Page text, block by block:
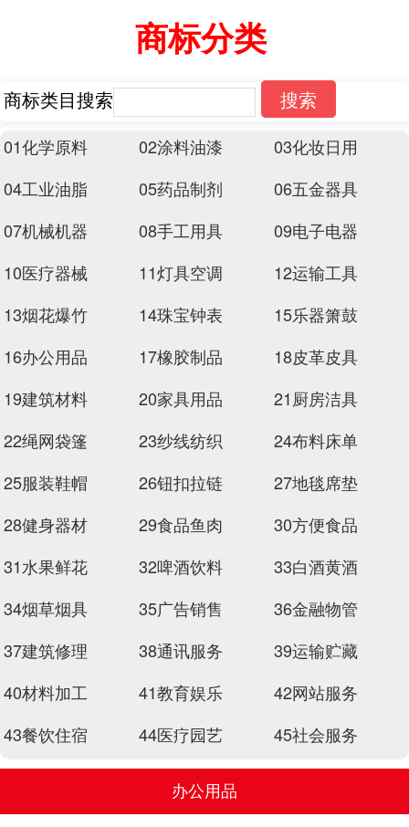
商标分类
商标类目搜索 搜索
01化学原料 02涂料油漆
03化妆日用
04工业油脂
05药品制剂
06五金器具
07机械机器
08手工用具
09电子电器
10医疗器械
11灯具空调
12运输工具
13烟花爆竹
14珠宝钟表
15乐器箫鼓
16办公用品
17橡胶制品
18皮革皮具
19建筑材料
20家具用品
21厨房洁具
22绳网袋篷
23纱线纺织
24布料床单
25服装鞋帽
26钮扣拉链
27地毯席垫
28健身器材
29食品鱼肉
30方便食品
31水果鲜花
32啤酒饮料
33白酒黄酒
34烟草烟具
35广告销售
36金融物管
37建筑修理
38通讯服务
39运输贮藏
40材料加工
41教育娱乐
42网站服务
43餐饮住宿
44医疗园艺 45社会服务
办公用品